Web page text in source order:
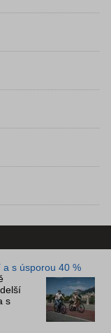
a s úsporou 40 %
s